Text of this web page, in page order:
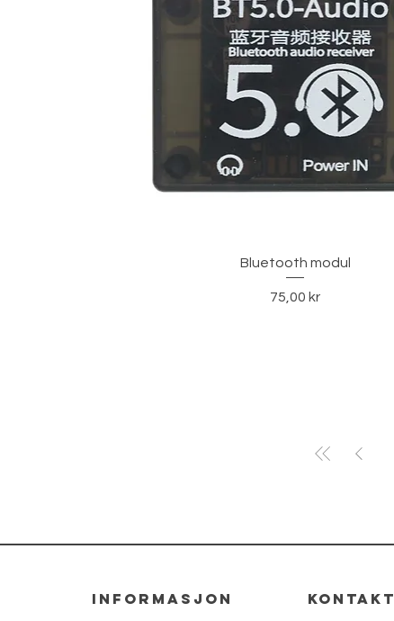
Hurtigvisning
Bluetooth modul
Pris
75,00 kr
informasjon kontakt